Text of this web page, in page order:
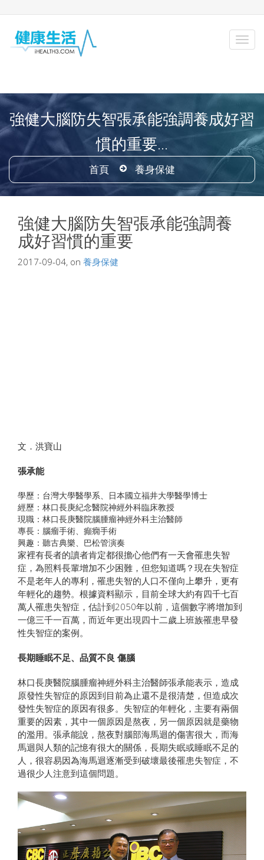
強健大腦防失智張承能強調養成好習
慣的重要...
首頁 養身保健
強健大腦防失智張承能強調養
成好習慣的重要
2017-09-04, on 養身保健
文．洪寶山
張承能
學歷：台灣大學醫學系、日本國立福井大學醫學博士
經歷：林口長庚紀念醫院神經外科臨床教授
現職：林口長庚醫院腦腫瘤神經外科主治醫師
專長：腦瘤手術、癲癇手術
興趣：聽古典樂、巴松管演奏
家裡有長者的讀者肯定都很擔心他們有一天會罹患失智
症，為照料長輩增加不少困難，但您知道嗎？現在失智症
不是老年人的專利，罹患失智的人口不僅向上攀升，更有
年輕化的趨勢。根據資料顯示，目前全球大約有四千七百
萬人罹患失智症，估計到2050年以前，這個數字將增加到
一億三千一百萬，而近年更出現四十二歲上班族罹患早發
性失智症的案例。
長期睡眠不足、品質不良 傷腦
林口長庚醫院腦腫瘤神經外科主治醫師張承能表示，造成
原發性失智症的原因到目前為止還不是很清楚，但造成次
發性失智症的原因有很多。失智症的年輕化，主要有兩個
重要的因素，其中一個原因是熬夜，另一個原因就是藥物
的濫用。張承能說，熬夜對腦部海馬迴的傷害很大，而海
馬迴與人類的記憶有很大的關係，長期失眠或睡眠不足的
人，很容易因為海馬迴逐漸受到破壞最後罹患失智症，不
過很少人注意到這個問題。